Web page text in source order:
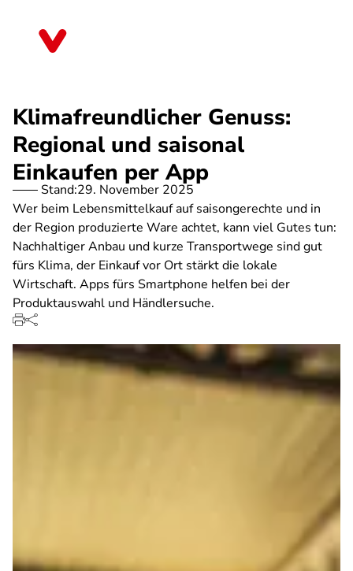
Klimafreundlicher Genuss:
Regional und saisonal
Einkaufen per App
Stand:29. November 2025
Wer beim Lebensmittelkauf auf saisongerechte und in
der Region produzierte Ware achtet, kann viel Gutes tun:
Nachhaltiger Anbau und kurze Transportwege sind gut
fürs Klima, der Einkauf vor Ort stärkt die lokale
Wirtschaft. Apps fürs Smartphone helfen bei der
Produktauswahl und Händlersuche.